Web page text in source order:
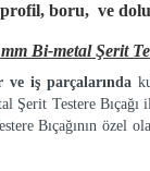
boru, ve
Bi-metal Şerit
ve iş parçalarında
Şerit Testere
Bıçağının özel